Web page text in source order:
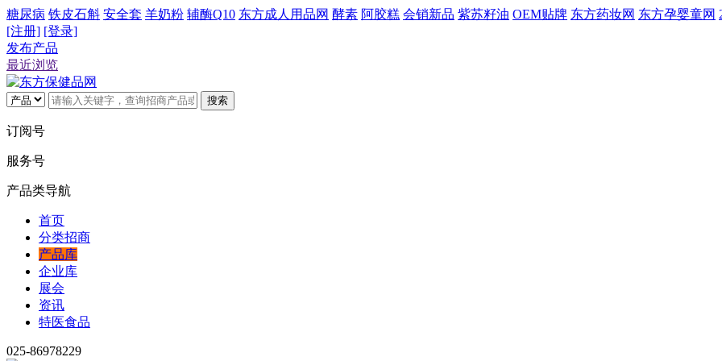
糖尿病 铁皮石斛 安全套 羊奶粉 辅酶Q10 东方成人用品网 酵素 阿胶糕 会销新品 紫苏籽油 OEM贴牌 东方药妆网 东方孕婴童网
[注册] [登录]
发布产品
最近浏览
搜索
订阅号
服务号
产品类导航
首页
分类招商
产品库
企业库
展会
资讯
特医食品
025-86978229